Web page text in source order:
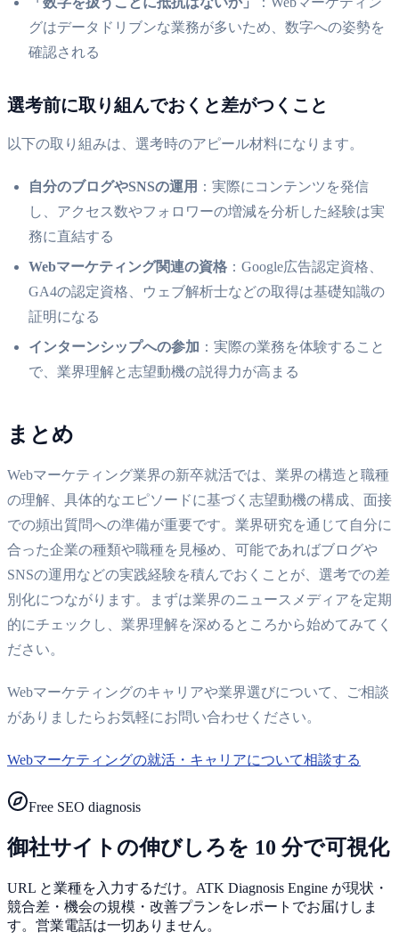
グはデータドリブンな業務が多いため、数字への姿勢を
確認される
選考前に取り組んでおくと差がつくこと
以下の取り組みは、選考時のアピール材料になります。
自分のブログやSNSの運用 ：実際にコンテンツを発信
し、アクセス数やフォロワーの増減を分析した経験は実
務に直結する
Webマーケティング関連の資格 ：Google広告認定資格、
GA4の認定資格、ウェブ解析士などの取得は基礎知識の
証明になる
インターンシップへの参加 ：実際の業務を体験すること
で、業界理解と志望動機の説得力が高まる
まとめ
Webマーケティング業界の新卒就活では、業界の構造と職種
の理解、具体的なエピソードに基づく志望動機の構成、面接
での頻出質問への準備が重要です。業界研究を通じて自分に
合った企業の種類や職種を見極め、可能であればブログや
SNSの運用などの実践経験を積んでおくことが、選考での差
別化につながります。まずは業界のニュースメディアを定期
的にチェックし、業界理解を深めるところから始めてみてく
ださい。
Webマーケティングのキャリアや業界選びについて、ご相談
がありましたらお気軽にお問い合わせください。
Webマーケティングの就活・キャリアについて相談する
Free SEO diagnosis
御社サイトの伸びしろを 10 分で可視化
URL と業種を入力するだけ。ATK Diagnosis Engine が現状・
競合差・機会の規模・改善プランをレポートでお届けしま
す。営業電話は一切ありません。